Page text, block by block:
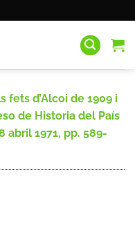
fets d’Alcoi de 1909 i
de Historia del País
abril 1971, pp. 589-